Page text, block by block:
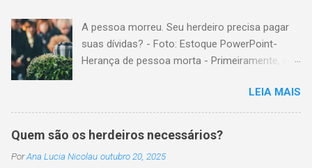
A pessoa morreu. Seu herdeiro precisa pagar
suas dívidas? - Foto: Estoque PowerPoint-
Herança de pessoa morta - Primeiramente, é
formado pelos elementos, para transmissão
aos sucessores. Esses elementos são: A)
positivos; ou seja, com importância monetária,
negativos; ou seja, obrigações não cumpridas,
LEIA MAIS
Quem são os herdeiros necessários?
PorAna Lucia Nicolau outubro 20, 2025